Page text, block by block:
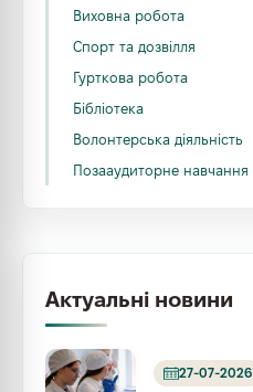
Виховна робота
Спорт та дозвілля
Гурткова робота
Бібліотека
Волонтерська діяльність
Позааудиторне навчання
Актуальні новини
27-07-2026